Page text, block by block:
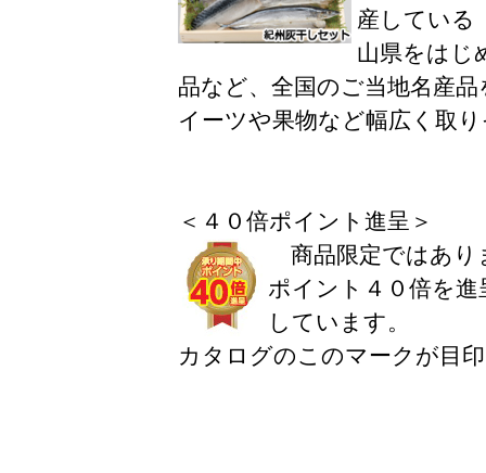
産している
山県をはじ
品など、全国のご当地名産
イーツや果物など幅広く取
＜４０倍ポイント進呈＞
商品限定ではあり
ポイント４０倍を
しています。
カタログのこのマークが目